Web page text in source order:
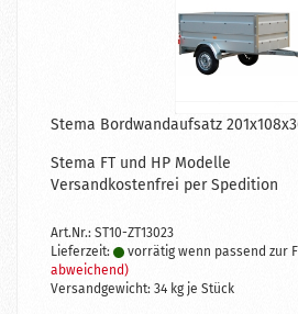
Stema Bordwandaufsatz
Stema FT und HP Modelle
Versandkostenfrei per Spedition
Art.Nr.: ST10-ZT13023
Lieferzeit:
vorrätig wenn passend zur
abweichend)
Versandgewicht: 34 kg je Stück